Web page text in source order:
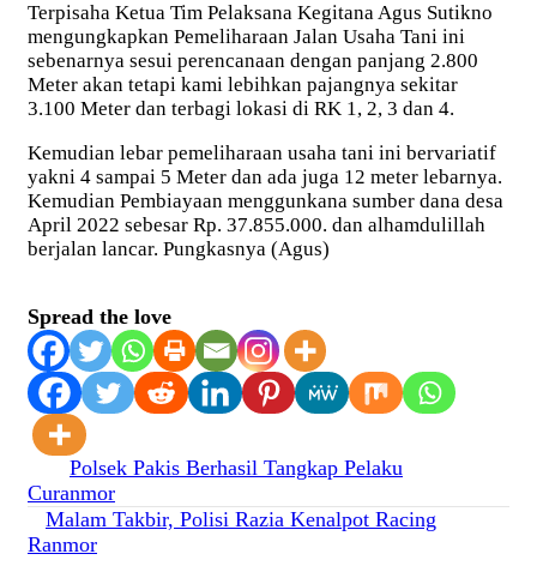
Terpisaha Ketua Tim Pelaksana Kegitana Agus Sutikno
mengungkapkan Pemeliharaan Jalan Usaha Tani ini
sebenarnya sesui perencanaan dengan panjang 2.800
Meter akan tetapi kami lebihkan pajangnya sekitar
3.100 Meter dan terbagi lokasi di RK 1, 2, 3 dan 4.
Kemudian lebar pemeliharaan usaha tani ini bervariatif
yakni 4 sampai 5 Meter dan ada juga 12 meter lebarnya.
Kemudian Pembiayaan menggunkana sumber dana desa
April 2022 sebesar Rp. 37.855.000. dan alhamdulillah
berjalan lancar. Pungkasnya (Agus)
Spread the love
Navigasi
pos
Polsek Pakis Berhasil Tangkap Pelaku
Curanmor
Malam Takbir, Polisi Razia Kenalpot Racing
Ranmor